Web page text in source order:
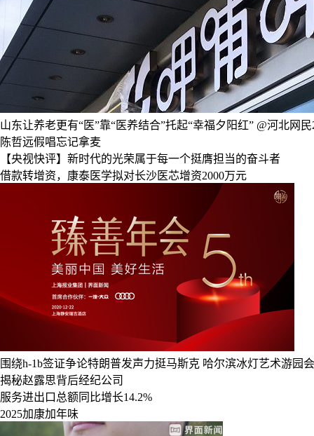
山东让养老更有“医”靠“医养结合”托起“幸福夕阳红” @河北网
陈哲远假唱忘记拿麦
【央视快评】新时代的光荣属于每一个挺膺担当的奋斗者
借款转增资，康泰医学拟对长沙医芯增资2000万元
围绕h-1b签证争论特朗普发声力挺马斯克 哈尔滨冰灯艺术游园
揭秘赵露思背后经纪公司
服务进出口总额同比增长14.2%
2025加康加年味